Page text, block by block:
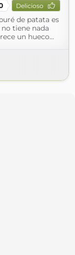
Delicioso
de patata es
tiene nada
un hueco...